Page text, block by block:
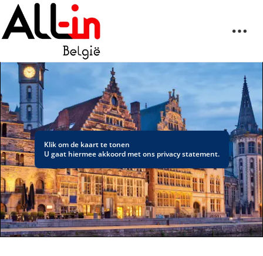
Klik om de kaart te tonen
U gaat hiermee akkoord met ons privacy statement.